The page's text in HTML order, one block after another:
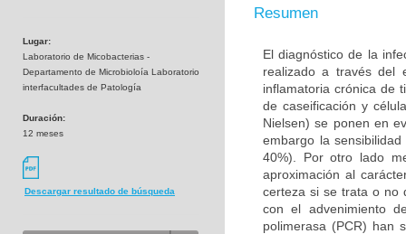
Lugar:
Laboratorio de Micobacterias -
Departamento de Microbioloía Laboratorio
interfacultades de Patología
Duración:
12 meses
Descargar resultado de búsqueda
Resumen
El diagnóstico de la
realizado a través del
inflamatoria crónica de
de caseificación y
Nielsen) se ponen en
embargo la
40%). Por otro lado
aproximación al
certeza si se trata o no
con el advenimiento
polimerasa (PCR) han